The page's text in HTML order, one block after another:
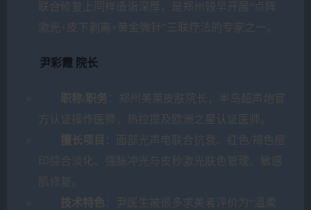
联合修复上同样造诣深厚，是郑州较早开展“点阵
激光+皮下剥离+黄金微针”三联疗法的专家之一。
尹彩霞 院长
职称/职务 ：郑州美莱皮肤院长，半岛超声炮官
方认证操作医师，热拉提及欧洲之星认证医师。
擅长项目 ：面部光声电联合抗衰、红色/褐色痘
印综合淡化、强脉冲光与皮秒激光肤色管理、敏感
肌修复。
技术特色 ：尹医生被很多求美者评价为“温柔